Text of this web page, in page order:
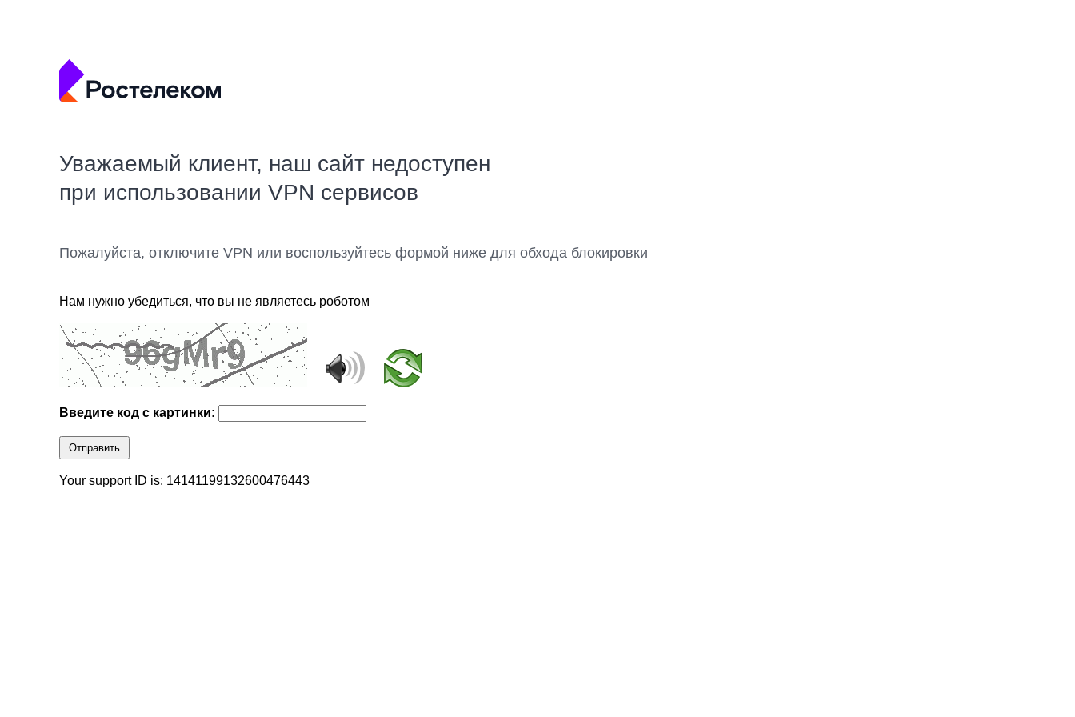
Уважаемый клиент, наш сайт недоступен
при использовании VPN сервисов
Пожалуйста, отключите VPN или воспользуйтесь формой ниже для обхода блокировки
Нам нужно убедиться, что вы не являетесь роботом
Введите код с картинки:
Отправить
Your support ID is: 14141199132600476443